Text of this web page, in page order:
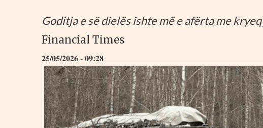
Goditja e së dielës ishte më e afërta me
Financial Times
25/05/2026 - 09:28